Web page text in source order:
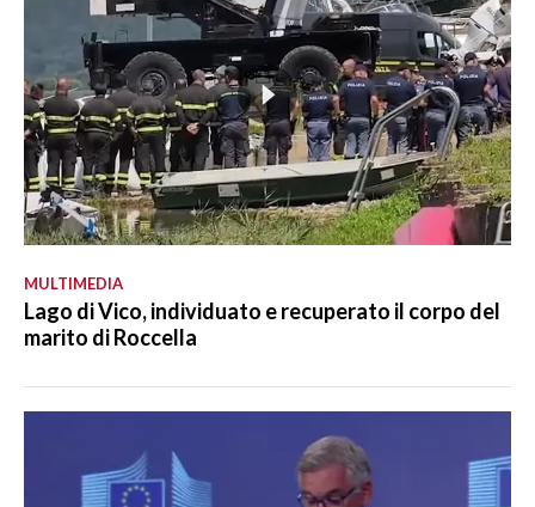
MULTIMEDIA
Lago di Vico, individuato e recuperato il corpo del
marito di Roccella